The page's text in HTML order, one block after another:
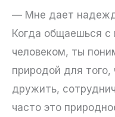
— Мне дает
Когда общаешься
человеком, ты
природой для
дружить,
часто это